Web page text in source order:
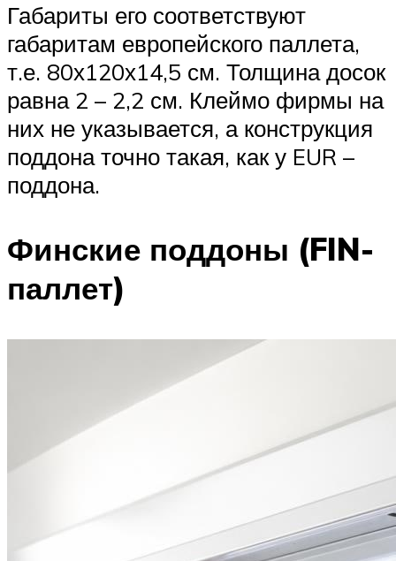
Габариты его соответствуют
габаритам европейского паллета,
т.е. 80х120х14,5 см. Толщина досок
равна 2 – 2,2 см. Клеймо фирмы на
них не указывается, а конструкция
поддона точно такая, как у EUR –
поддона.
Финские поддоны (FIN-
паллет)